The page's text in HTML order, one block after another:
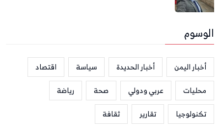
الوسوم
أخبار اليمن أخبار الحديدة سياسة
اقتصاد
محليات
عربي ودولي صحة
رياضة
تكنولوجيا
تقارير ثقافة